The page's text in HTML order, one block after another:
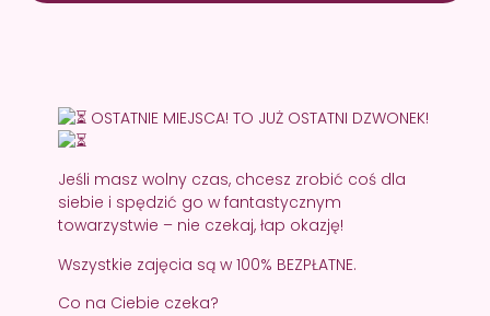
OSTATNIE MIEJSCA! TO JUŻ OSTATNI DZWONEK!
Jeśli masz wolny czas, chcesz zrobić coś dla
siebie i spędzić go w fantastycznym
towarzystwie – nie czekaj, łap okazję!
Wszystkie zajęcia są w 100% BEZPŁATNE.
Co na Ciebie czeka?